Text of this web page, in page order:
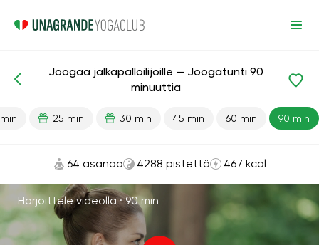
Urheilu
Joogaa jalkapalloilijoille — Joogatunti 90
minuuttia
25 min 30 min 45 min 60 min 90 min
64 asanaa 4288 pistettä 467 kcal
Harjoittele videolla ·90 min